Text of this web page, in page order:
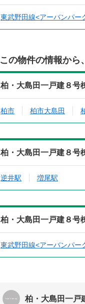
東武野田線<アーバンパー
この物件の情報から
柏・大島田一戸建８号
柏市 柏市大島田
柏・大島田一戸建８号
逆井駅 増尾駅
柏・大島田一戸建８号
東武野田線<アーバンパー
柏・大島田一戸